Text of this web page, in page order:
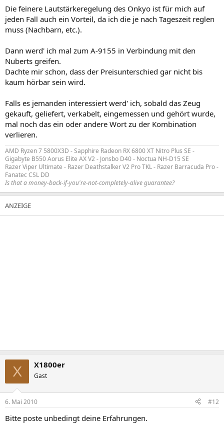
Die feinere Lautstärkeregelung des Onkyo ist für mich auf
jeden Fall auch ein Vorteil, da ich die je nach Tageszeit reglen
muss (Nachbarn, etc.).
Dann werd' ich mal zum A-9155 in Verbindung mit den
Nuberts greifen.
Dachte mir schon, dass der Preisunterschied gar nicht bis
kaum hörbar sein wird.
Falls es jemanden interessiert werd' ich, sobald das Zeug
gekauft, geliefert, verkabelt, eingemessen und gehört wurde,
mal noch das ein oder andere Wort zu der Kombination
verlieren.
AMD Ryzen 7 5800X3D - Sapphire Radeon RX 6800 XT Nitro Plus SE -
Gigabyte B550 Aorus Elite AX V2 - Jonsbo D40 - Noctua NH-D15 SE
Razer Viper Ultimate - Razer Deathstalker V2 Pro TKL - Razer Barracuda Pro -
Fanatec CSL DD
Is that a money-back-if-you're-not-completely-alive guarantee?
X X1800er
Gast
6. Mai 2010 #12
Bitte poste unbedingt deine Erfahrungen.